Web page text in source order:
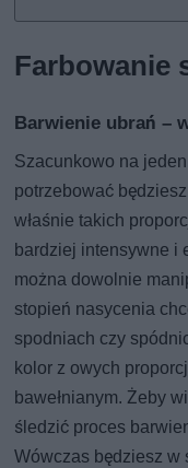
Farbowanie
Barwienie ubrań –
Szacunkowo na
potrzebować
właśnie takich
bardziej intensywne i
można dowolnie
stopień nasycenia
spodniach czy
kolor z owych
bawełnianym. Żeby
śledzić proces
Wówczas będziesz w